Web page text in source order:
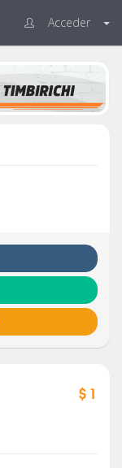
Acceder
$ 1